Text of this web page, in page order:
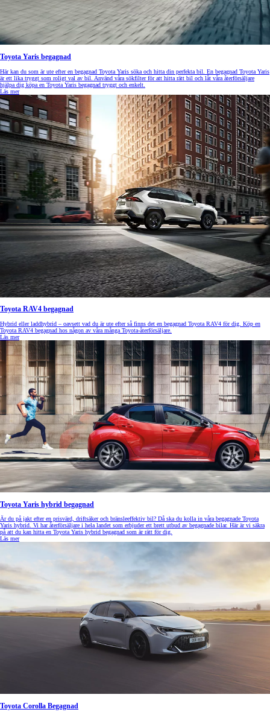
Toyota Yaris begagnad
Här kan du som är ute efter en begagnad Toyota Yaris söka och hitta din perfekta bil. En begagnad Toyota Yaris
är ett lika tryggt som roligt val av bil. Använd våra sökfilter för att hitta rätt bil och låt våra återförsäljare
hjälpa dig köpa en Toyota Yaris begagnad tryggt och enkelt.
Läs mer
Toyota RAV4 begagnad
Hybrid eller laddhybrid – oavsett vad du är ute efter så finns det en begagnad Toyota RAV4 för dig. Köp en
Toyota RAV4 begagnad hos någon av våra många Toyota-återförsäljare.
Läs mer
Toyota Yaris hybrid begagnad
Är du på jakt efter en prisvärd, driftsäker och bränsleeffektiv bil? Då ska du kolla in våra begagnade Toyota
Yaris hybrid. Vi har återförsäljare i hela landet som erbjuder ett brett utbud av begagnade bilar. Här är vi säkra
på att du kan hitta en Toyota Yaris hybrid begagnad som är rätt för dig.
Läs mer
Toyota Corolla Begagnad